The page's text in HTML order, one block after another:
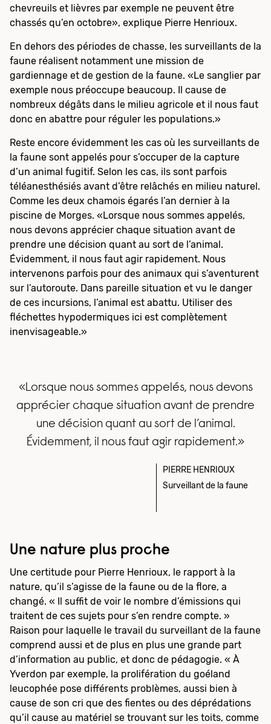
chevreuils et lièvres par exemple ne peuvent être
chassés qu’en octobre», explique Pierre Henrioux.
En dehors des périodes de chasse, les surveillants de la
faune réalisent notamment une mission de
gardiennage et de gestion de la faune. «Le sanglier par
exemple nous préoccupe beaucoup. Il cause de
nombreux dégâts dans le milieu agricole et il nous faut
donc en abattre pour réguler les populations.»
Reste encore évidemment les cas où les surveillants de
la faune sont appelés pour s’occuper de la capture
d’un animal fugitif. Selon les cas, ils sont parfois
téléanesthésiés avant d’être relâchés en milieu naturel.
Comme les deux chamois égarés l’an dernier à la
piscine de Morges. «Lorsque nous sommes appelés,
nous devons apprécier chaque situation avant de
prendre une décision quant au sort de l’animal.
Évidemment, il nous faut agir rapidement. Nous
intervenons parfois pour des animaux qui s’aventurent
sur l’autoroute. Dans pareille situation et vu le danger
de ces incursions, l’animal est abattu. Utiliser des
fléchettes hypodermiques ici est complètement
inenvisageable.»
«Lorsque nous sommes appelés, nous devons
apprécier chaque situation avant de prendre
une décision quant au sort de l’animal.
Évidemment, il nous faut agir rapidement.»
PIERRE HENRIOUX
Surveillant de la faune
Une nature plus proche
Une certitude pour Pierre Henrioux, le rapport à la
nature, qu’il s’agisse de la faune ou de la flore, a
changé. « Il suffit de voir le nombre d’émissions qui
traitent de ces sujets pour s’en rendre compte. »
Raison pour laquelle le travail du surveillant de la faune
comprend aussi et de plus en plus une grande part
d’information au public, et donc de pédagogie. « À
Yverdon par exemple, la prolifération du goéland
leucophée pose différents problèmes, aussi bien à
cause de son cri que des fientes ou des déprédations
qu’il cause au matériel se trouvant sur les toits, comme